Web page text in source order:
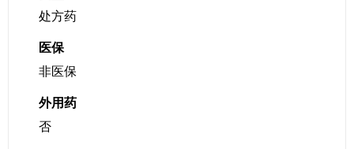
处方药
医保
非医保
外用药
否